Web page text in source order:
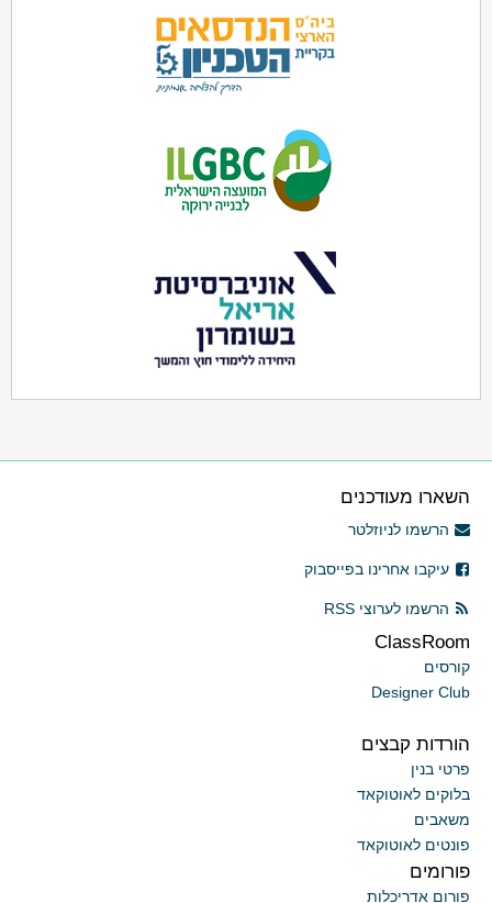
השארו מעודכנים
הרשמו לניוזלטר
עיקבו אחרינו בפייסבוק
הרשמו לערוצי RSS
ClassRoom
קורסים
Designer Club
הורדות קבצים
פרטי בנין
בלוקים לאוטוקאד
משאבים
פונטים לאוטוקאד
פורומים
פורום אדריכלות